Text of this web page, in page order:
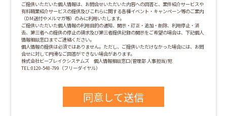
ご提供いただいた個人情報は、お問合せいただいた内容への回答と、案件紹介サービスや
有料職業紹介サービスの提供及びこれらに関する各種イベント・キャンペーン等のご案内
（DM送付やメルマガ等）のみに利用いたします。
ご提供いただいた個人情報の利用目的の通知、開示・訂正・追加・削除、利用停止・消
去、第三者への提供の停止の請求及び第三者提供記録の開示をご希望の場合は、下記個人
情報相談窓口までご連絡ください。
個人情報の提供は必須ではありません。ただし、ご提供いただけなかった場合には、お問
合せに対して円滑なご回答ができない場合があります。
株式会社ビーブレイクシステムズ 個人情報相談窓口(管理部 人事担当)宛
TEL:0120-548-799（フリーダイヤル）